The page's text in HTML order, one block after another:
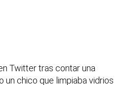
Twitter tras contar una
un chico que limpiaba vidrios